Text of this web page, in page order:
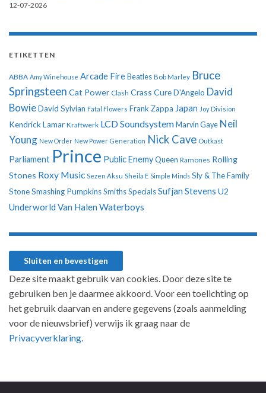
12-07-2026
ETIKETTEN
ABBA Amy Winehouse Arcade Fire Beatles Bob Marley Bruce
Springsteen Cat Power Clash Crass CureD'Angelo David
BowieDavid Sylvian Fatal Flowers Frank Zappa Japan Joy Division
Kendrick Lamar Kraftwerk LCD Soundsystem Marvin Gaye Neil
Young New Order New Power Generation Nick Cave Outkast
Parliament Prince Public EnemyQueen Ramones Rolling
Stones Roxy Music Sezen Aksu Sheila E Simple Minds Sly & The Family
StoneSmashing PumpkinsSmithsSpecialsSufjan Stevens U2
Underworld Van Halen Waterboys
Deze site maakt gebruik van cookies. Door deze site te
gebruiken ben je daarmee akkoord. Voor een toelichting op
het gebruik daarvan en andere gegevens (zoals aanmelding
voor de nieuwsbrief) verwijs ik graag naar de
Privacyverklaring.